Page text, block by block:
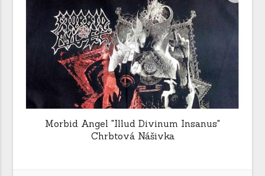
Morbid Angel "Illud Divinum Insanus"
Chrbtová Nášivka